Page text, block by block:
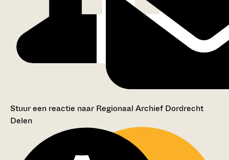
Stuur een reactie naar Regionaal Archief Dordrecht
Delen